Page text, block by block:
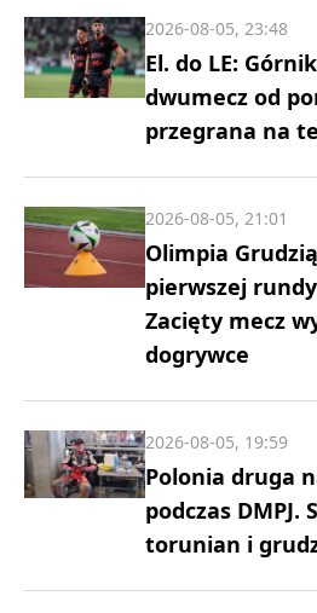
El. do LE:
dwumecz od
przegrana na
2026-08-05, 23:48
Olimpia
pierwszej
Zacięty mecz
dogrywce
2026-08-05, 21:01
Polonia druga
podczas DMPJ.
torunian i
2026-08-05, 19:59